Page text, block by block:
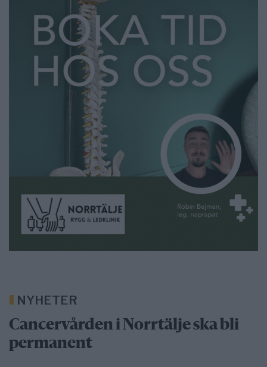
NYHETER
Cancervården i Norrtälje ska bli
permanent